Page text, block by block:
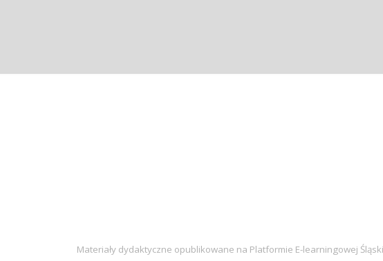
Materiały dydaktyczne opublikowane na Platformie E-learningowej